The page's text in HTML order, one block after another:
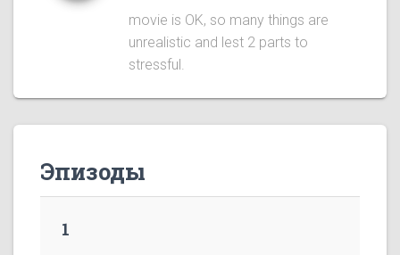
movie is OK, so many things are
unrealistic and lest 2 parts to
stressful.
Эпизоды
1